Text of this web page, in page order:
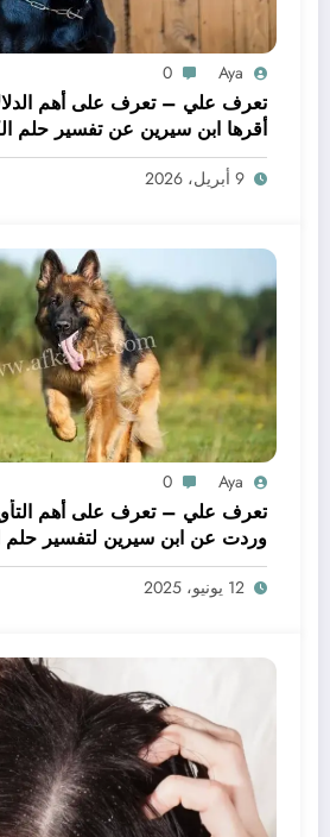
Aya
0
تعرف علي – تعرف على أهم
أقرها ابن سيرين عن تفسير حلم
لحم – بالتفصيل
9 أبريل، 2026
Aya
0
تعرف علي – تعرف على أهم
وردت عن ابن سيرين لتفسير
يدي – بالتفصيل
12 يونيو، 2025